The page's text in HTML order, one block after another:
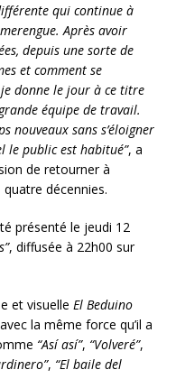
qui continue à
Après avoir
depuis une sorte de
et comment se
je donne le jour à ce titre
équipe de travail.
nouveaux sans s’éloigner
le public est habitué”, a
de retourner à
quatre décennies.
présenté le jeudi 12
, diffusée à 22h00 sur
et visuelle El Beduino
la même force qu’il a
“Así así”, “Volveré”,
, “El baile del